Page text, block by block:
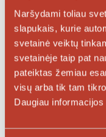
Naršydami toliau
slapukais, kurie
svetainė veiktų
svetainėje taip pat
pateiktas žemiau
visų arba tik tam
Daugiau
Pasak
Jackos,
efektyvumui,
ir inovatyvius
įsigijimai leido
„Analizuojant
rezidencinis